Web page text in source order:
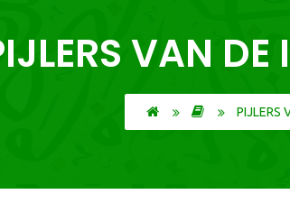
VAN DE
PIJLERS